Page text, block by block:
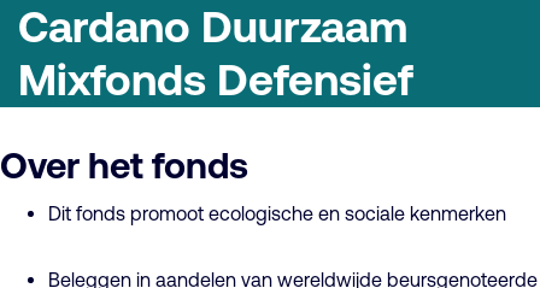
Cardano Duurzaam
Mixfonds Defensief
Over het fonds
Dit fonds promoot ecologische en sociale kenmerken
Beleggen in aandelen van wereldwijde beursgenoteerde